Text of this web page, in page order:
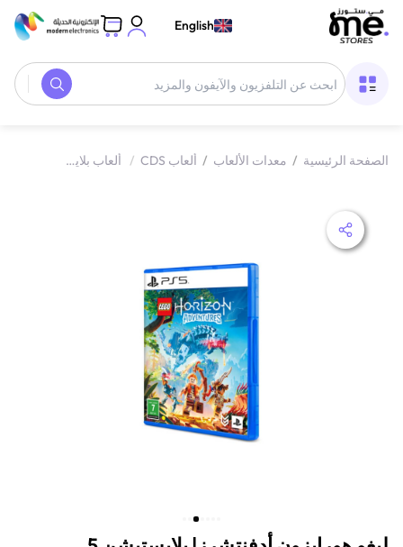
English
الصفحة الرئيسية / معدات الألعاب / ألعاب CDS / ألعاب بلايستيشن 5